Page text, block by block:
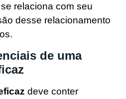
relaciona com seu
desse relacionamento
de uma
deve conter